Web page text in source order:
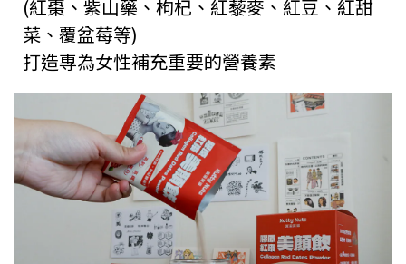
(紅棗、紫山藥、枸杞、紅藜麥、紅豆、紅甜
菜、覆盆莓等)
打造專為女性補充重要的營養素